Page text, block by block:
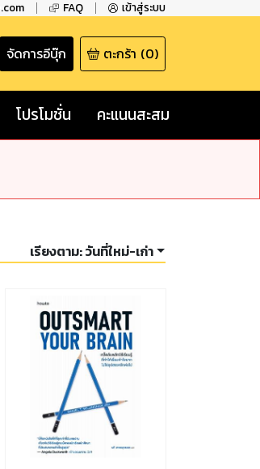
FAQ เข้าสู่ระบบ
จัดการอีบุ๊ก ตะกร้า (0)
โปรโมชั่น คะแนนสะสม
เรียงตาม:วันที่ใหม่-เก่า